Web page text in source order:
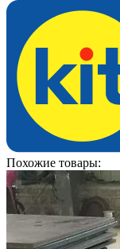
Похожие товары: